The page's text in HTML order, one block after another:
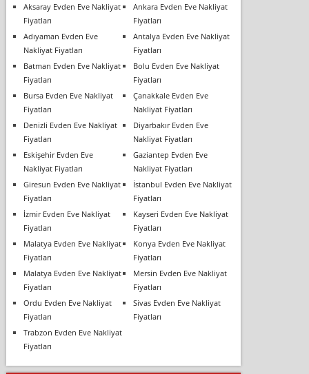
Aksaray Evden Eve Nakliyat
Fiyatları
Ankara Evden Eve Nakliyat
Fiyatları
Adıyaman Evden Eve
Nakliyat Fiyatları
Antalya Evden Eve Nakliyat
Fiyatları
Batman Evden Eve Nakliyat
Fiyatları
Bolu Evden Eve Nakliyat
Fiyatları
Bursa Evden Eve Nakliyat
Fiyatları
Çanakkale Evden Eve
Nakliyat Fiyatları
Denizli Evden Eve Nakliyat
Fiyatları
Diyarbakır Evden Eve
Nakliyat Fiyatları
Eskişehir Evden Eve
Nakliyat Fiyatları
Gaziantep Evden Eve
Nakliyat Fiyatları
Giresun Evden Eve Nakliyat
Fiyatları
İstanbul Evden Eve Nakliyat
Fiyatları
İzmir Evden Eve Nakliyat
Fiyatları
Kayseri Evden Eve Nakliyat
Fiyatları
Malatya Evden Eve Nakliyat
Fiyatları
Konya Evden Eve Nakliyat
Fiyatları
Malatya Evden Eve Nakliyat
Fiyatları
Mersin Evden Eve Nakliyat
Fiyatları
Ordu Evden Eve Nakliyat
Fiyatları
Sivas Evden Eve Nakliyat
Fiyatları
Trabzon Evden Eve Nakliyat
Fiyatları